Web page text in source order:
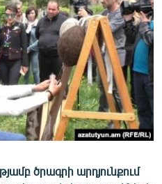
ծրագրի արդյունքում